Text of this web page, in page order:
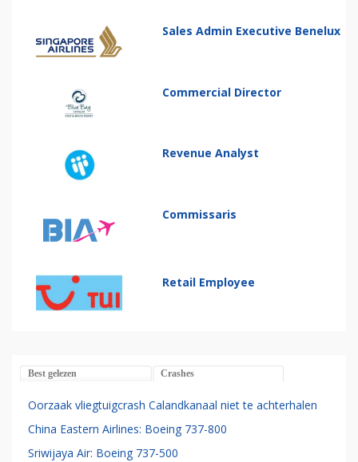
Sales Admin Executive Benelux
Commercial Director
Revenue Analyst
Commissaris
Retail Employee
Best gelezen Crashes
Oorzaak vliegtuigcrash Calandkanaal niet te achterhalen
China Eastern Airlines: Boeing 737-800
Sriwijaya Air: Boeing 737-500